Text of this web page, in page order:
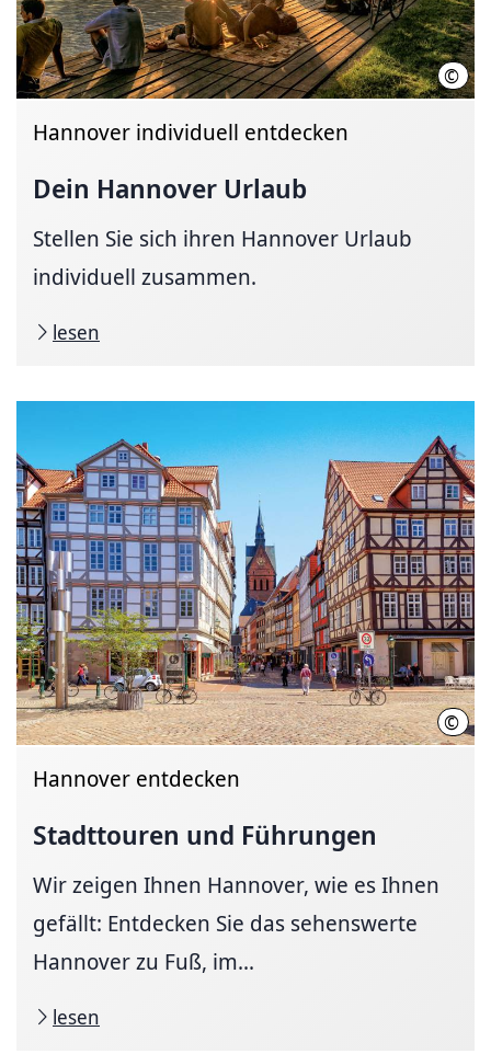
©
Hannover individuell entdecken
Dein Hannover Urlaub
Stellen Sie sich ihren Hannover Urlaub
individuell zusammen.
lesen
©
Hannover entdecken
Stadttouren und Führungen
Wir zeigen Ihnen Hannover, wie es Ihnen
gefällt: Entdecken Sie das sehenswerte
Hannover zu Fuß, im...
lesen